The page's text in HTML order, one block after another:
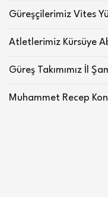
Güreşçilerimiz Vites
Atletlerimiz Kürsüye
Güreş Takımımız İl
Muhammet Recep